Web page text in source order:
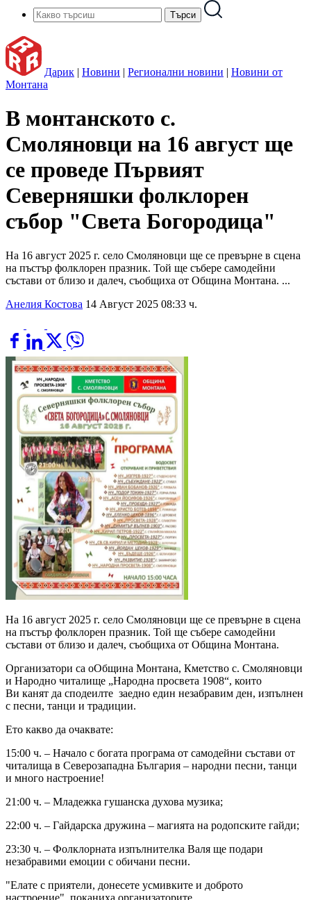
Дарик | Новини | Регионални новини | Новини от
Монтана
В монтанското с.
Смоляновци на 16 август ще
се проведе Първият
Северняшки фолклорен
събор "Света Богородица"
На 16 август 2025 г. село Смоляновци ще се превърне в сцена
на пъстър фолклорен празник. Той ще събере самодейни
състави от близо и далеч, съобщиха от Община Монтана. ...
Анелия Костова 14 Август 2025 08:33 ч.
На 16 август 2025 г. село Смоляновци ще се превърне в сцена
на пъстър фолклорен празник. Той ще събере самодейни
състави от близо и далеч, съобщиха от Община Монтана.
Организатори са оОбщина Монтана, Кметство с. Смоляновци
и Народно читалище „Народна просвета 1908“, които
Ви канят да сподеилте заедно един незабравим ден, изпълнен
с песни, танци и традиции.
Ето какво да очаквате:
15:00 ч. – Начало с богата програма от самодейни състави от
читалища в Северозападна България – народни песни, танци
и много настроение!
21:00 ч. – Младежка гушанска духова музика;
22:00 ч. – Гайдарска дружина – магията на родопските гайди;
23:30 ч. – Фолклорната изпълнителка Валя ще подари
незабравими емоции с обичани песни.
"Елате с приятели, донесете усмивките и доброто